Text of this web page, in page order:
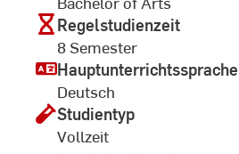
Regelstudienzeit
8 Semester
Hauptunterrichtssprache
Deutsch
Studientyp
Vollzeit